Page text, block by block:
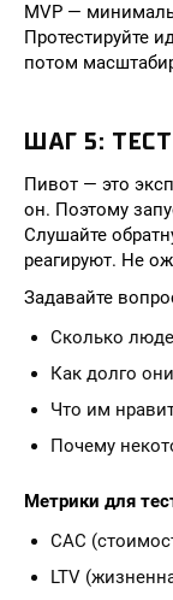
MVP —
Протестируйте
потом
ШАГ 5:
Пивот — это
он. Поэтому
Слушайте
реагируют. Не
Задавайте
Сколько
Как долго
Что им
Почему
Метрики для
CAC
LTV